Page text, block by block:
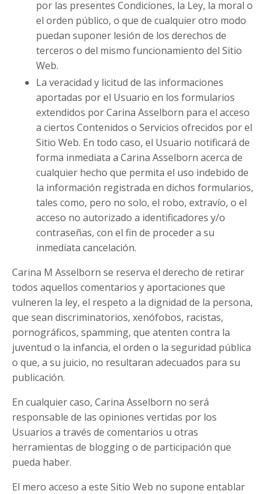
por las presentes Condiciones, la Ley, la moral o
el orden público, o que de cualquier otro modo
puedan suponer lesión de los derechos de
terceros o del mismo funcionamiento del Sitio
Web.
La veracidad y licitud de las informaciones
aportadas por el Usuario en los formularios
extendidos por Carina Asselborn para el acceso
a ciertos Contenidos o Servicios ofrecidos por el
Sitio Web. En todo caso, el Usuario notificará de
forma inmediata a Carina Asselborn acerca de
cualquier hecho que permita el uso indebido de
la información registrada en dichos formularios,
tales como, pero no solo, el robo, extravío, o el
acceso no autorizado a identificadores y/o
contraseñas, con el fin de proceder a su
inmediata cancelación.
Carina M Asselborn se reserva el derecho de retirar
todos aquellos comentarios y aportaciones que
vulneren la ley, el respeto a la dignidad de la persona,
que sean discriminatorios, xenófobos, racistas,
pornográficos, spamming, que atenten contra la
juventud o la infancia, el orden o la seguridad pública
o que, a su juicio, no resultaran adecuados para su
publicación.
En cualquier caso, Carina Asselborn no será
responsable de las opiniones vertidas por los
Usuarios a través de comentarios u otras
herramientas de blogging o de participación que
pueda haber.
El mero acceso a este Sitio Web no supone entablar